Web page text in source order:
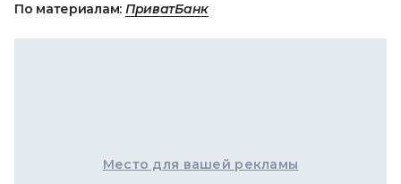
По материалам: ПриватБанк
Место для вашей рекламы